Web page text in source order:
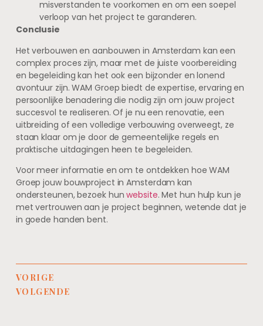
misverstanden te voorkomen en om een soepel
verloop van het project te garanderen.
Conclusie
Het verbouwen en aanbouwen in Amsterdam kan een
complex proces zijn, maar met de juiste voorbereiding
en begeleiding kan het ook een bijzonder en lonend
avontuur zijn. WAM Groep biedt de expertise, ervaring en
persoonlijke benadering die nodig zijn om jouw project
succesvol te realiseren. Of je nu een renovatie, een
uitbreiding of een volledige verbouwing overweegt, ze
staan klaar om je door de gemeentelijke regels en
praktische uitdagingen heen te begeleiden.
Voor meer informatie en om te ontdekken hoe WAM
Groep jouw bouwproject in Amsterdam kan
ondersteunen, bezoek hunwebsite. Met hun hulp kun je
met vertrouwen aan je project beginnen, wetende dat je
in goede handen bent.
VORIGE
VOLGENDE